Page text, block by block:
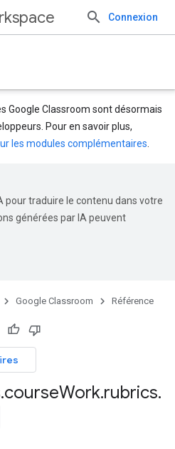
Connexion
Google Classroom sont désormais
Pour en savoir plus,
les modules complémentaires
pour traduire le contenu dans votre
générées par IA peuvent
Google Classroom Référence
.courseWork.rubrics.